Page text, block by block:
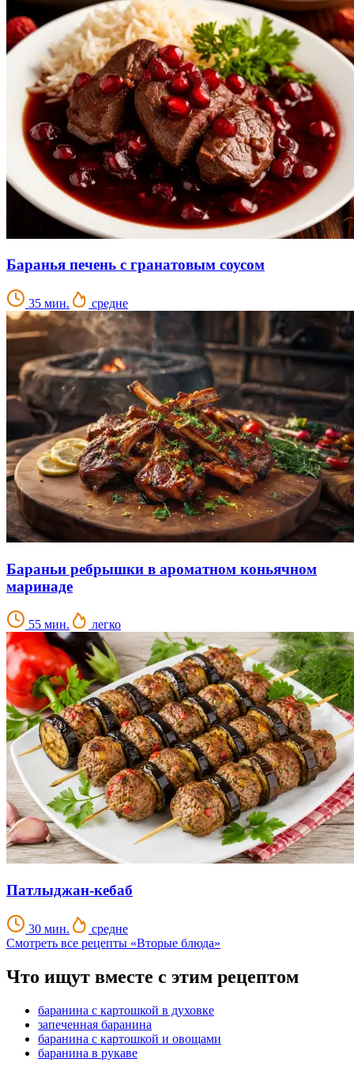
Баранья печень с гранатовым соусом
35 мин. средне
Бараньи ребрышки в ароматном коньячном
маринаде
55 мин. легко
Патлыджан-кебаб
30 мин.
средне
Смотреть все рецепты «Вторые блюда»
Что ищут вместе с этим рецептом
баранина с картошкой в духовке
запеченная баранина
баранина с картошкой и овощами
баранина в рукаве